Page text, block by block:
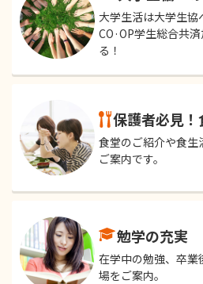
大学生活は大学生協
CO·OP学生総合共
る！
保護者必見
食堂のご紹介や食生
ご案内です。
勉学の充実
在学中の勉強、卒業
場をご案内。